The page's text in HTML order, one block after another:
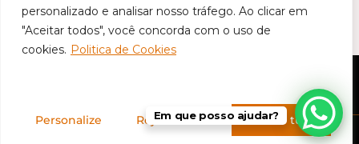
personalizado e analisar nosso tráfego. Ao clicar em
"Aceitar todos", você concorda com o uso de
cookies. Politica de Cookies
Personalize Rejeitar tudo Aceitar tudo
Este site é protegido porreCAPTCHA. Aplicam-se aPolítica de
Privacidade da Googlee osTermos de Serviço da Google
Desenvolvido porA2PN
Em que posso ajudar?